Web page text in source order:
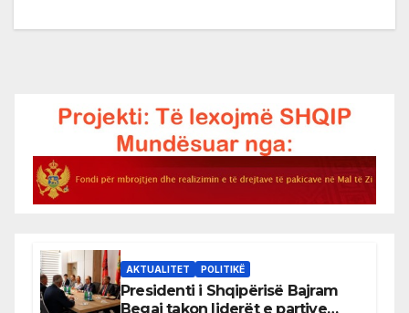
AKTUALITET POLITIKË
Presidenti i Shqipërisë Bajram
Begaj takon liderët e partive